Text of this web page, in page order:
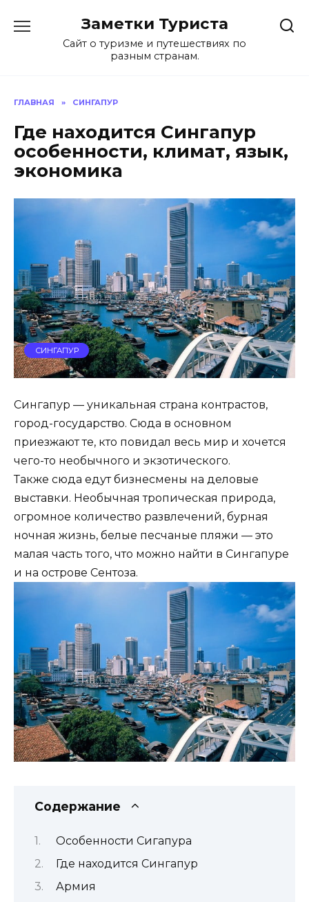
содержанию
Заметки Туриста
Сайт о туризме и путешествиях по
разным странам.
ГЛАВНАЯ » СИНГАПУР
Где находится Сингапур
особенности, климат, язык,
экономика
СИНГАПУР
Сингапур — уникальная страна контрастов,
город-государство. Сюда в основном
приезжают те, кто повидал весь мир и хочется
чего-то необычного и экзотического.
Также сюда едут бизнесмены на деловые
выставки. Необычная тропическая природа,
огромное количество развлечений, бурная
ночная жизнь, белые песчаные пляжи — это
малая часть того, что можно найти в Сингапуре
и на острове Сентоза.
Содержание
Особенности Сигапура
Где находится Сингапур
Армия